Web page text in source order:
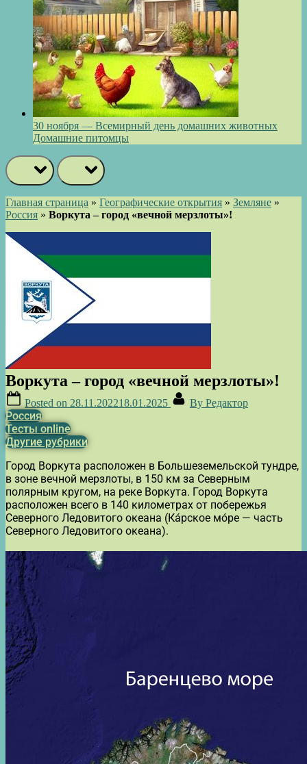
30 ноября — Всемирный день домашних животных
Домашние питомцы
Главная страница » Географические открытия » Земляне »
Россия » Воркута – город «вечной мерзлоты»!
Воркута – город «вечной мерзлоты»!
Posted on 28.11.202218.01.2025 By Редактор
Россия
Тесты online
Другие рубрики
Город Воркута расположен в Большеземельской тундре,
в зоне вечной мерзлоты, в 150 км за Северным
полярным кругом, на реке Воркута. Город Воркута
расположен всего в 140 километрах от побережья
Северного Ледовитого океана (Ка́рское мо́ре — часть
Северного Ледовитого океана).